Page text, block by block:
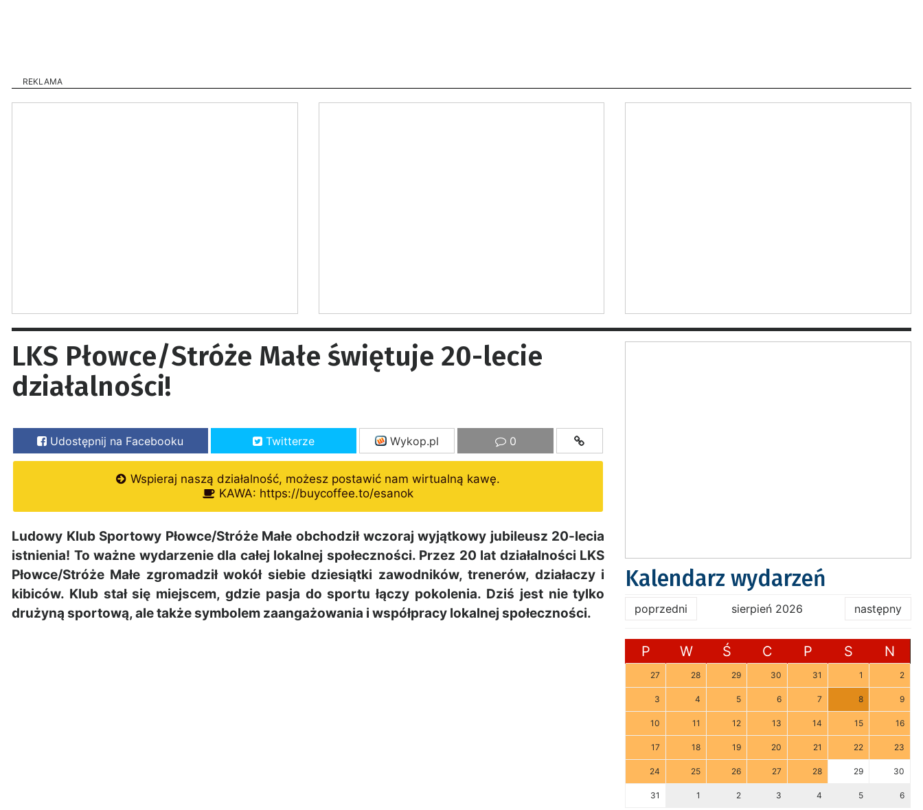
REKLAMA
LKS Płowce/Stróże Małe świętuje 20-lecie
działalności!
Udostępnij na Facebooku Twitterze Wykop.pl 0
Wspieraj naszą działalność, możesz postawić nam wirtualną kawę.
KAWA: https://buycoffee.to/esanok
Ludowy Klub Sportowy Płowce/Stróże Małe obchodził wczoraj wyjątkowy jubileusz 20-lecia
istnienia! To ważne wydarzenie dla całej lokalnej społeczności. Przez 20 lat działalności LKS
Płowce/Stróże Małe zgromadził wokół siebie dziesiątki zawodników, trenerów, działaczy i
kibiców. Klub stał się miejscem, gdzie pasja do sportu łączy pokolenia. Dziś jest nie tylko
drużyną sportową, ale także symbolem zaangażowania i współpracy lokalnej społeczności.
Kalendarz wydarzeń
poprzedni sierpień 2026 następny
P W Ś C P S N
27 28 29 30 31 1 2
3 4 5 6 7 8 9
10 11 12 13 14 15 16
17 18 19 20 21 22 23
24 25 26 27 28 29 30
31 1 2 3 4 5 6